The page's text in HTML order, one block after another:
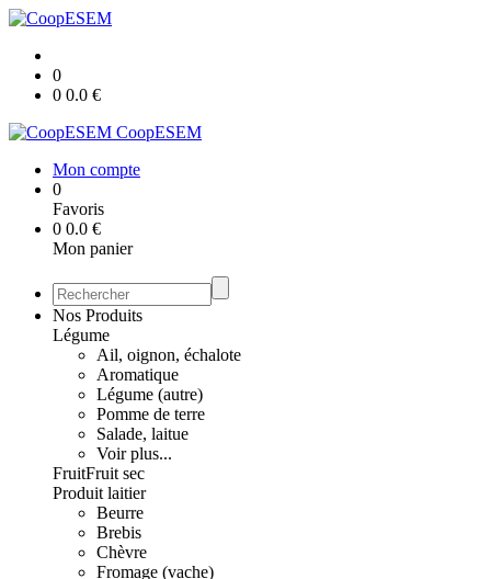
0
0 0.0 €
CoopESEM
Mon compte
0
Favoris
0 0.0 €
Mon panier
Nos Produits
Légume
Ail, oignon, échalote
Aromatique
Légume (autre)
Pomme de terre
Salade, laitue
Voir plus...
FruitFruit sec
Produit laitier
Beurre
Brebis
Chèvre
Fromage (vache)